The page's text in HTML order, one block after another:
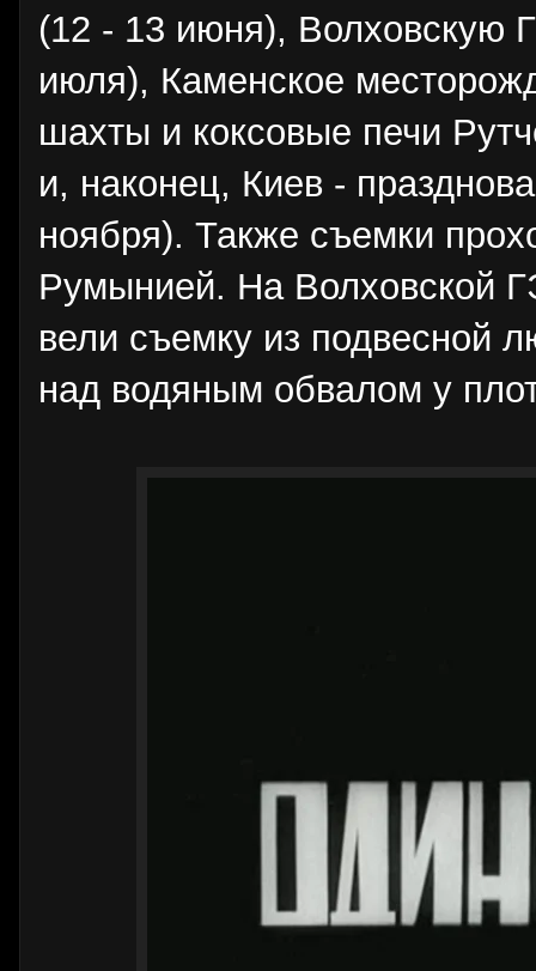
(12 - 13 июня), Волховскую
июля), Каменское
шахты и коксовые печи
и, наконец, Киев -
ноября). Также съемки
Румынией. На Волховской
вели съемку из подвесной
над водяным обвалом у